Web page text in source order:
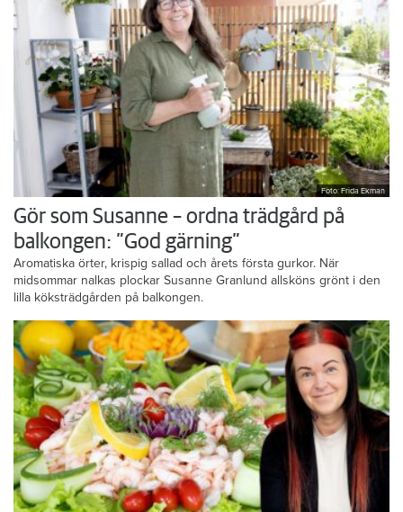
Foto: Frida Ekman
Gör som Susanne – ordna trädgård på
balkongen: ”God gärning”
Aromatiska örter, krispig sallad och årets första gurkor. När
midsommar nalkas plockar Susanne Granlund allsköns grönt i den
lilla köksträdgården på balkongen.